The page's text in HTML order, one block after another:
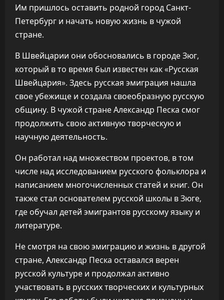
Им пришлось оставить родной город Санкт-
Петербург и начать новую жизнь в чужой
стране.
В Швейцарии они обосновались в городе Зюг,
который в то время был известен как «Русская
Швейцария». Здесь русская эмиграция нашла
свое убежище и создала своеобразную русскую
общину. В чужой стране Александр Песка смог
продолжить свою активную творческую и
научную деятельность.
Он работал над множеством проектов, в том
числе над исследованием русского фольклора и
написанием многочисленных статей и книг. Он
также стал основателем русской школы в Зюге,
где обучал детей эмигрантов русскому языку и
литературе.
Не смотря на свою эмиграцию и жизнь в другой
стране, Александр Песка оставался верен
русской культуре и продолжал активно
участвовать в русских творческих и культурных